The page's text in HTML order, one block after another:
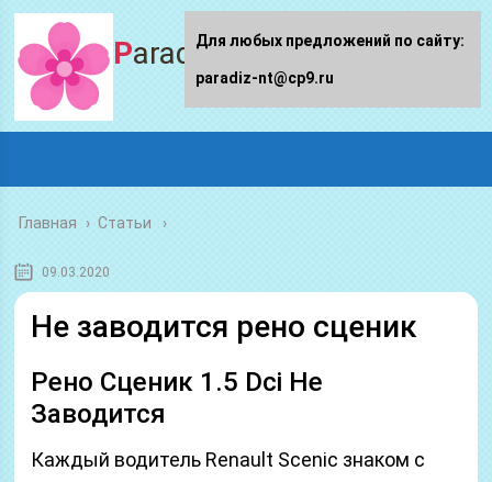
Paradiz-nt.ru
Главная › Статьи
09.03.2020
Не заводится рено сценик
Рено Сценик 1.5 Dci Не
Заводится
Каждый водитель Renault Scenic знаком с
Для любых предложений по сайту:
paradiz-nt@cp9.ru